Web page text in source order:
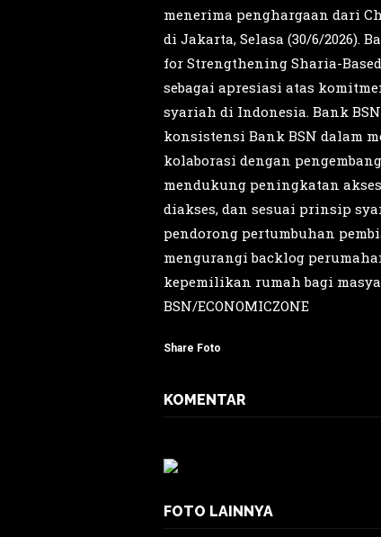
menerima penghargaan dari
di Jakarta, Selasa (30/6/2026).
for Strengthening Sharia-
sebagai apresiasi atas
syariah di Indonesia. Bank
konsistensi Bank BSN dalam
kolaborasi dengan
mendukung peningkatan
diakses, dan sesuai prinsip
pendorong pertumbuhan
mengurangi backlog
kepemilikan rumah bagi
BSN/ECONOMICZONE
Share Foto
KOMENTAR
FOTO LAINNYA